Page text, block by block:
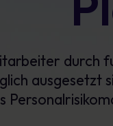
Glossar
Definitionen
durch
ausgesetzt